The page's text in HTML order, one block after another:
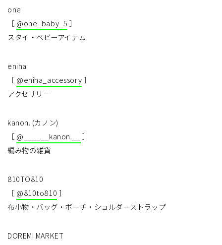
one
［ @one_baby_5 ］
スタイ・ベビーアイテム
eniha
［ @eniha_accessory］
アクセサリー
kanon. (カノン)
［ @______kanon.__
］
編み物の雑貨
810TO810
［ @810to810 ］
布小物・バッグ・ポーチ・ショルダーストラップ
DOREMI MARKET